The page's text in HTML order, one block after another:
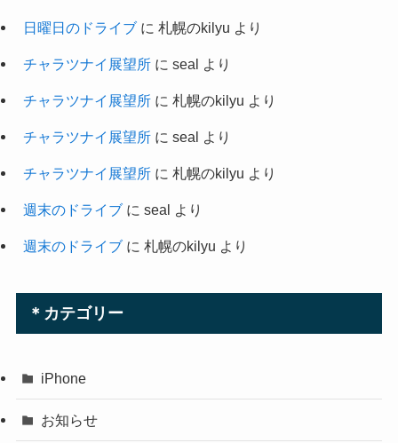
日曜日のドライブに 札幌のkilyu より
チャラツナイ展望所に seal より
チャラツナイ展望所に 札幌のkilyu より
チャラツナイ展望所に seal より
チャラツナイ展望所に 札幌のkilyu より
週末のドライブに seal より
週末のドライブに 札幌のkilyu より
＊カテゴリー
iPhone
お知らせ